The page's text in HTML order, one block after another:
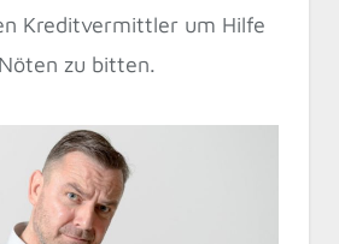
Kreditvermittler um Hilfe
zu bitten.